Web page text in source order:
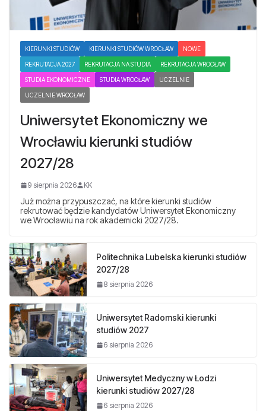
KIERUNKI STUDIÓW KIERUNKI STUDIÓW WROCŁAW NOWE
REKRUTACJA 2027 REKRUTACJA NA STUDIA REKRUTACJA WROCŁAW
STUDIA EKONOMICZNE STUDIA WROCŁAW UCZELNIE
UCZELNIE WROCŁAW
Uniwersytet Ekonomiczny we
Wrocławiu kierunki studiów
2027/28
9 sierpnia 2026 KK
Już można przypuszczać, na które kierunki studiów
rekrutować będzie kandydatów Uniwersytet Ekonomiczny
we Wrocławiu na rok akademicki 2027/28.
Politechnika Lubelska kierunki studiów
2027/28
8 sierpnia 2026
Uniwersytet Radomski kierunki
studiów 2027
6 sierpnia 2026
Uniwersytet Medyczny w Łodzi
kierunki studiów 2027/28
6 sierpnia 2026